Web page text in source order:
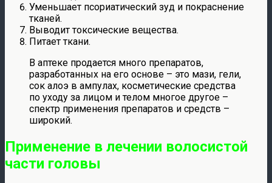
Уменьшает псориатический зуд и покраснение
тканей.
Выводит токсические вещества.
Питает ткани.
В аптеке продается много препаратов,
разработанных на его основе – это мази, гели,
сок алоэ в ампулах, косметические средства
по уходу за лицом и телом многое другое –
спектр применения препаратов и средств –
широкий.
Применение в лечении волосистой
части головы